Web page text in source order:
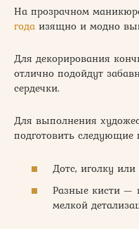
На прозрачном
года изящно и модно
Для декорирования
отлично подойдут
сердечки.
Для выполнения
подготовить следующие
Дотс, иголку или
Разные кисти —
мелкой